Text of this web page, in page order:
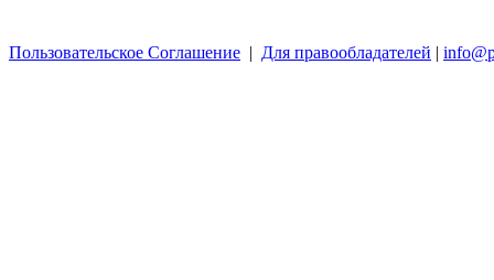
Пользовательское Соглашение | Для правообладателей |